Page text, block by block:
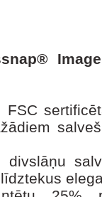
FSC
divslāņu